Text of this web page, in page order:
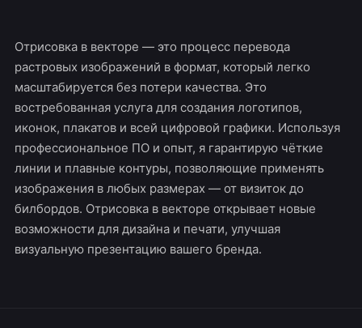
Отрисовка в векторе — это процесс перевода
растровых изображений в формат, который легко
масштабируется без потери качества. Это
востребованная услуга для создания логотипов,
иконок, плакатов и всей цифровой графики. Используя
профессиональное ПО и опыт, я гарантирую чёткие
линии и плавные контуры, позволяющие применять
изображения в любых размерах — от визиток до
билбордов. Отрисовка в векторе открывает новые
возможности для дизайна и печати, улучшая
визуальную презентацию вашего бренда.